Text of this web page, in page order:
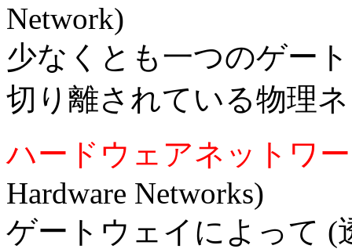
Network)
少なくとも一つのゲー
切り離されている物理
ハードウェアネットワ
Hardware Networks)
ゲートウェイによって (